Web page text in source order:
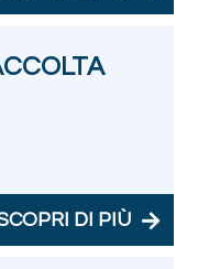
DI PIÙ